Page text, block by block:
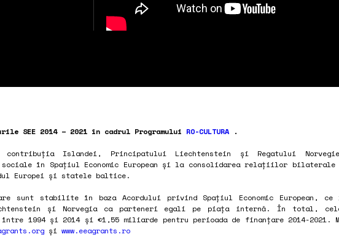
SEE 2014 – 2021 în cadrul Programului RO-CULTURA.
contribuția Islandei, Principatului Liechtenstein și Regatului
în Spațiul Economic European și la consolidarea relațiilor bilaterale
Europei și statele baltice.
sunt stabilite în baza Acordului privind Spațiul Economic European, ce
și Norvegia ca parteneri egali pe piața internă. În total,
1994 și 2014 și €1,55 miliarde pentru perioada de finanțare 2014-2021.
și www.eeagrants.ro